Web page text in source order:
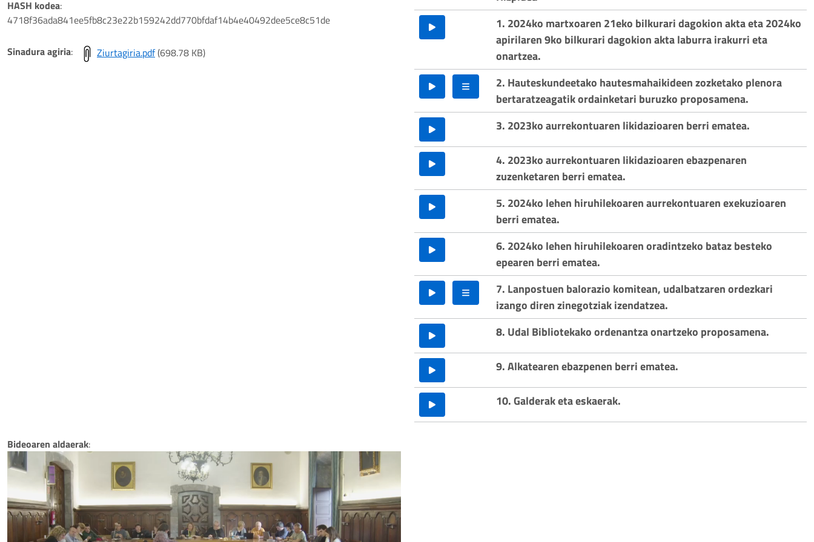
HASH kodea:
4718f36ada841ee5fb8c23e22b159242dd770bfdaf14b4e40492dee5ce8c51de
Sinadura agiria: Ziurtagiria.pdf(698.78 KB)
1. 2024ko martxoaren 21eko bilkurari dagokion akta eta 2024ko
apirilaren 9ko bilkurari dagokion akta laburra irakurri eta
onartzea.
2. Hauteskundeetako hautesmahaikideen zozketako plenora
bertaratzeagatik ordainketari buruzko proposamena.
3. 2023ko aurrekontuaren likidazioaren berri ematea.
4. 2023ko aurrekontuaren likidazioaren ebazpenaren
zuzenketaren berri ematea.
5. 2024ko lehen hiruhilekoaren aurrekontuaren exekuzioaren
berri ematea.
6. 2024ko lehen hiruhilekoaren oradintzeko bataz besteko
epearen berri ematea.
7. Lanpostuen balorazio komitean, udalbatzaren ordezkari
izango diren zinegotziak izendatzea.
8. Udal Bibliotekako ordenantza onartzeko proposamena.
9. Alkatearen ebazpenen berri ematea.
10. Galderak eta eskaerak.
Bideoaren aldaerak: